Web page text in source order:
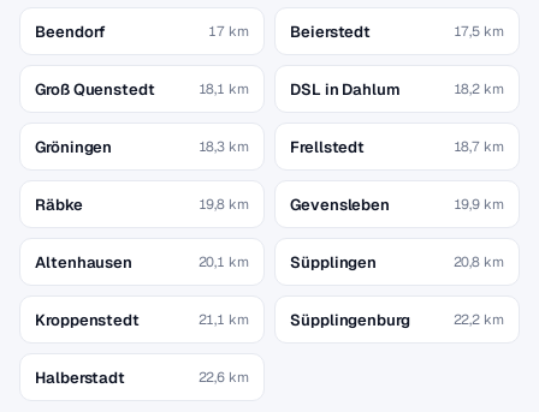
Beendorf 17 km Beierstedt 17,5 km
Groß Quenstedt 18,1 km DSL in Dahlum 18,2 km
Gröningen 18,3 km Frellstedt 18,7 km
Räbke 19,8 km Gevensleben 19,9 km
Altenhausen 20,1 km Süpplingen 20,8 km
Kroppenstedt 21,1 km Süpplingenburg 22,2 km
Halberstadt 22,6 km